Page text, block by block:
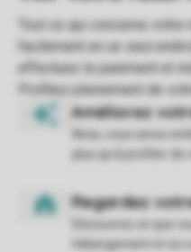
Ainsi, vous serez
plus qu'à profiter de
Découvrez ce que
hébergement et où